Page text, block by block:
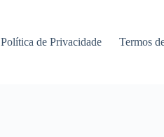
Política de Privacidade Termos